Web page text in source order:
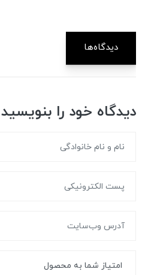
دیدگاه‌ها
دیدگاه خود را بنویسید